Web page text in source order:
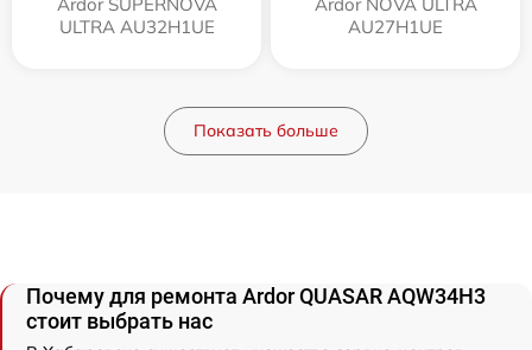
ULTRA AU32H1UE
AU27H1UE
Показать больше
Почему для ремонта Ardor QUASAR AQW34H3
стоит выбрать нас